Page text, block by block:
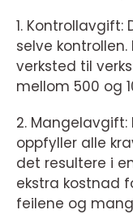
1.
selve
verksted til
mellom 500 og
2. Mangelavgift:
oppfyller alle
det resultere i
ekstra kostnad
feilene og